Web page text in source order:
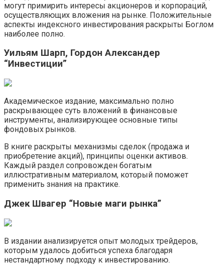
могут примирить интересы акционеров и корпораций,
осуществляющих вложения на рынке. Положительные
аспекты индексного инвестирования раскрыты Боглом
наиболее полно.
Уильям Шарп, Гордон Александер
“Инвестиции”
Академическое издание, максимально полно
раскрывающее суть вложений в финансовые
инструменты, анализирующее основные типы
фондовых рынков.
В книге раскрыты механизмы сделок (продажа и
приобретение акций), принципы оценки активов.
Каждый раздел сопровожден богатым
иллюстративным материалом, который поможет
применить знания на практике.
Джек Швагер “Новые маги рынка”
В издании анализируется опыт молодых трейдеров,
которым удалось добиться успеха благодаря
нестандартному подходу к инвестированию.